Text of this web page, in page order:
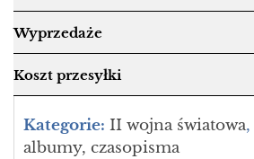
Wyprzedaże
Koszt przesyłki
Kategorie: II wojna światowa,
albumy, czasopisma